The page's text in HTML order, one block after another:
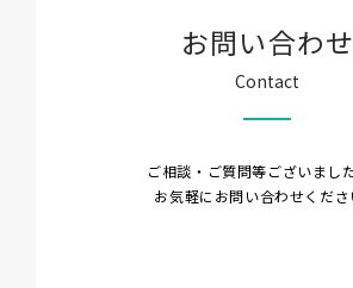
お問い合わせ
Contact
ご相談・ご質問等ございました
お気軽にお問い合わせくださ